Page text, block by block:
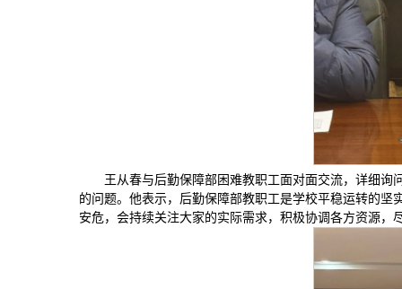
王从春与后勤保障部困难教职工面对面交流，详细
的问题。他表示，后勤保障部教职工是学校平稳运转的
安危，会持续关注大家的实际需求，积极协调各方资源